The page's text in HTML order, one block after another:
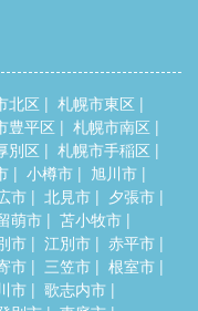
北区
札幌市東区
豊平区
札幌市南区
別区
札幌市手稲区
小樽市
旭川市
市 北見市
夕張市
萌市
苫小牧市
市 江別市
赤平市
市 三笠市
根室市
市
歌志内市